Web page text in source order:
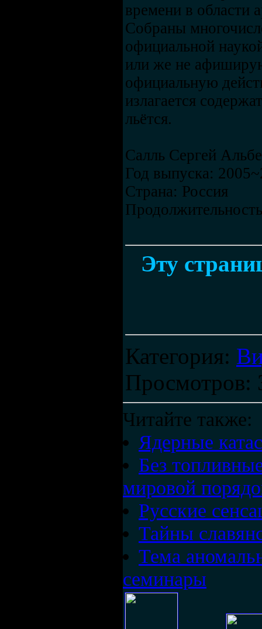
времени в области
Собраны
официальной
или же не
официальную
излагается
льётся.
Салль Сергей
Год выпуска:
Страна: Россия
Эту
Категория:
Просмотров:
Читайте также:
Ядерные
Без
мировой
Русские
Тайны
Тема
семинары